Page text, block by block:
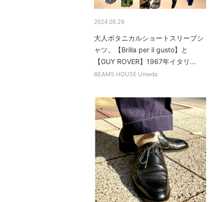
2024.05.29
大人ボタニカルショートスリーブシ
ャツ。【Brilla per il gusto】と
【GUY ROVER】1967年イタリ...
BEAMS HOUSE Umeda